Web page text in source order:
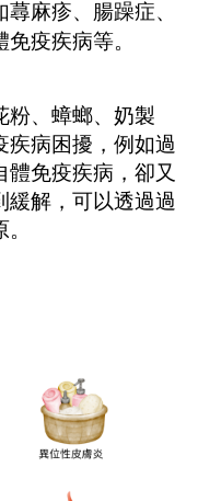
麻疹、腸躁症、
疫疾病等。
粉、蟑螂、奶製
疾病困擾，例如過
免疫疾病，卻又
緩解，可以透過過